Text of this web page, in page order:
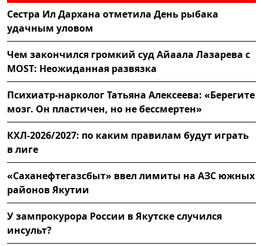
Сестра Ил Дархана отметила День рыбака
удачным уловом
Чем закончился громкий суд Айаала Лазарева с
MOST: Неожиданная развязка
Психиатр-нарколог Татьяна Алексеева: «Берегите
мозг. Он пластичен, но не бессмертен»
КХЛ-2026/2027: по каким правилам будут играть
в лиге
«Саханефтегазсбыт» ввел лимиты на АЗС южных
районов Якутии
У зампрокурора России в Якутске случился
инсульт?